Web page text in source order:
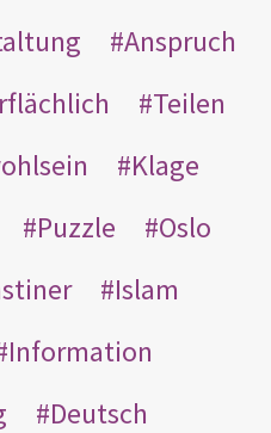
Anspruch
Teilen
Klage
Puzzle
Oslo
Islam
Information
Deutsch